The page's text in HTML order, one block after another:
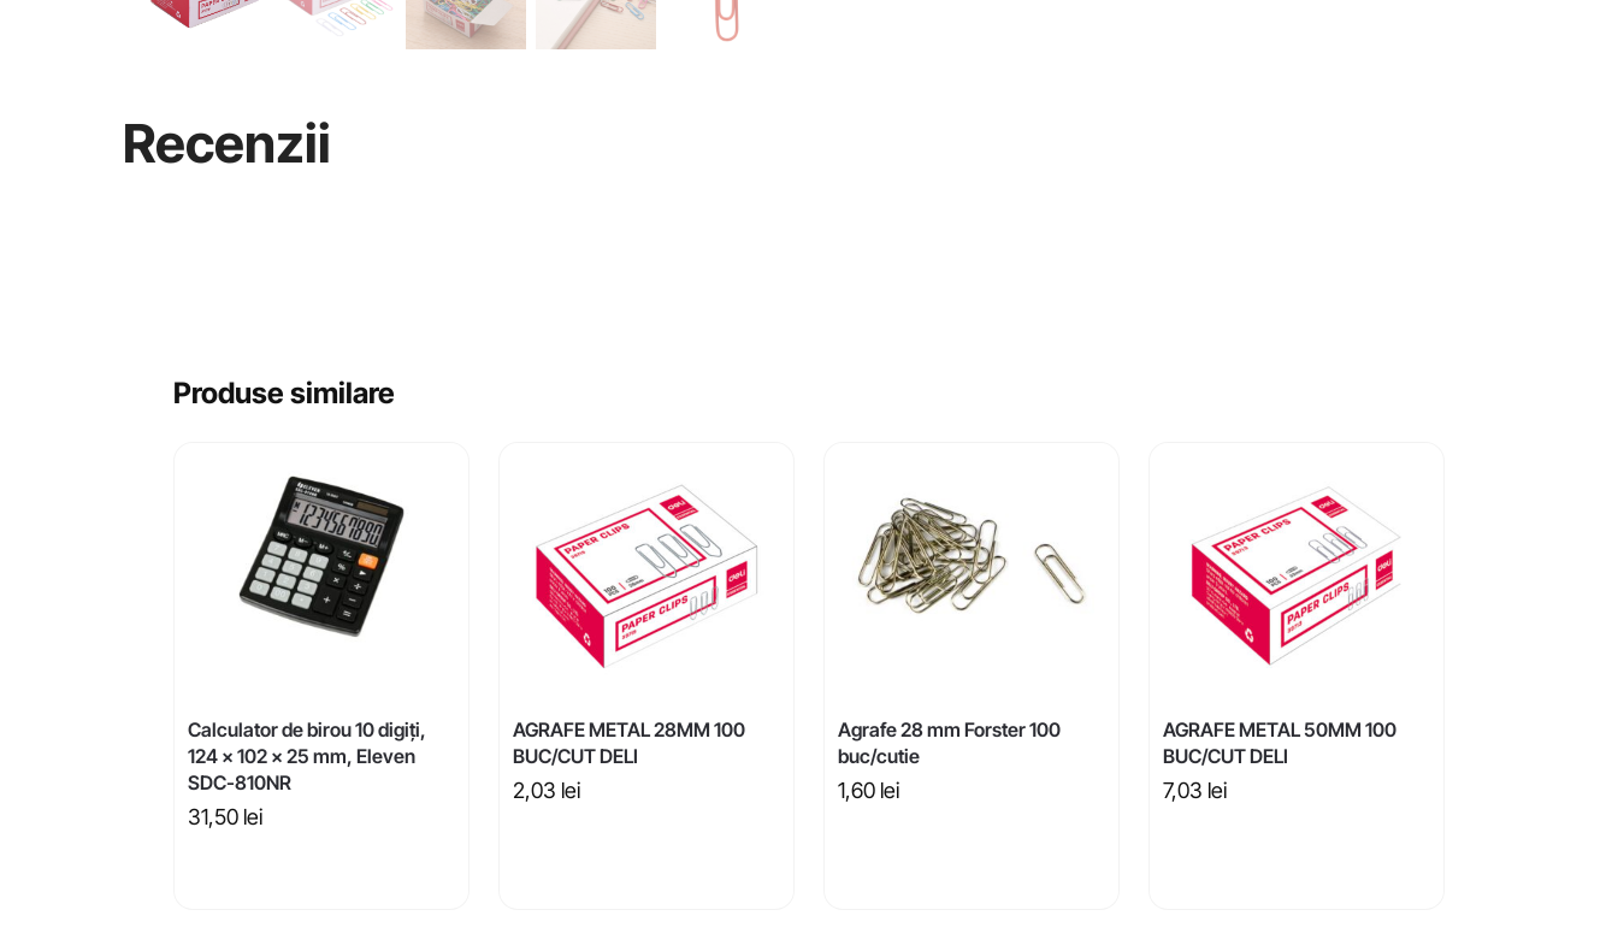
Recenzii
Produse similare
Calculator de birou 10 digiți,
124 x 102 x 25 mm, Eleven
SDC-810NR
31,50 lei
AGRAFE METAL 28MM 100
BUC/CUT DELI
2,03 lei
Agrafe 28 mm Forster 100
buc/cutie
1,60 lei
AGRAFE METAL 50MM 100
BUC/CUT DELI
7,03 lei